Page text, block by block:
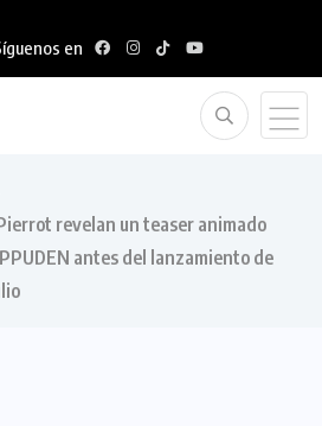
en
revelan un teaser animado
antes del lanzamiento de